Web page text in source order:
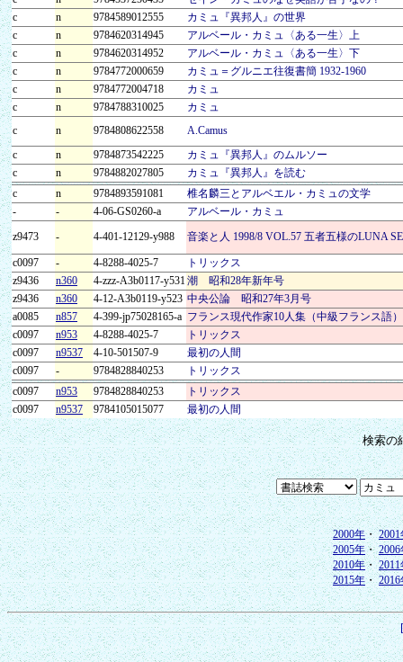
c
n 9784589012555
カミュ『異邦人』の世界
c
n 9784620314945
アルベール・カミュ〈ある一生〉上
c
n 9784620314952
アルベール・カミュ〈ある一生〉下
c
n 9784772000659
カミュ＝グルニエ往復書簡 1932‐1960
c
n 9784772004718
カミュ
c
n 9784788310025
カミュ
c
n 9784808622558
A.Camus
c
n 9784873542225
カミュ『異邦人』のムルソー
c
n 9784882027805
カミュ『異邦人』を読む
c
n 9784893591081
椎名麟三とアルベエル・カミュの文学
-
- 4-06-GS0260-a
アルベール・カミュ
z9473
- 4-401-12129-y988 音楽と人 1998/8 VOL.57 五者五様のLUNA
c0097 - 4-8288-4025-7
トリックス
z9436
n360 4-zzz-A3b0117-y531潮 昭和28年新年号
z9436
n360 4-12-A3b0119-y523 中央公論 昭和27年3月号
a0085
n857 4-399-jp75028165-a フランス現代作家10人集（中級フランス語）
c0097
n953 4-8288-4025-7
トリックス
c0097
n9537 4-10-501507-9
最初の人間
c0097
- 9784828840253
トリックス
c0097
n953 9784828840253
トリックス
c0097
n9537 9784105015077 最初の人間
検索の
2000年・2001
2005年・2006
2010年・2011
2015年・2016